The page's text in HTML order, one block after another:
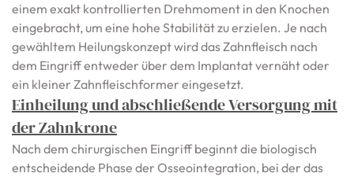
einem exakt kontrollierten Drehmoment in den Knochen
eingebracht, um eine hohe Stabilität zu erzielen. Je nach
gewähltem Heilungskonzept wird das Zahnfleisch nach
dem Eingriff entweder über dem Implantat vernäht oder
ein kleiner Zahnfleischformer eingesetzt.
Einheilung und abschließende Versorgung mit
der Zahnkrone
Nach dem chirurgischen Eingriff beginnt die biologisch
entscheidende Phase der Osseointegration, bei der das